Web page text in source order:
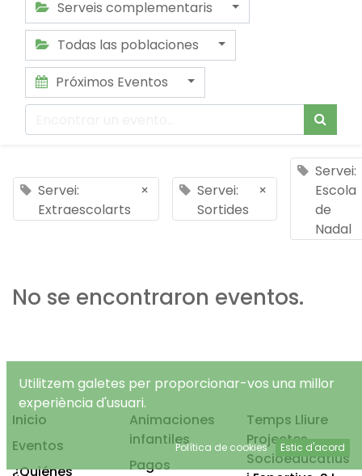
Serveis complementaris
Todas las poblaciones
Próximos Eventos
Servei:
Extraescolarts
×
Servei:
Sortides
×
Servei:
Escola
de
Nadal
No se encontraron eventos.
Inicio
Eventos
¿Quiénes
Animaciones
infantiles
Pagos
Temps Lliure
Projectes
Socioeducatius
Utilitzem galetes per proporcionar-vos una millor
experiència d'usuari.
Política de cookies Estic d'acord